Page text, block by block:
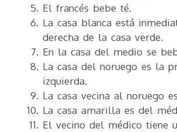
El francés bebe té.
La casa blanca está
derecha de la casa verde.
En la casa del medio se
La casa del noruego es la
izquierda.
La casa vecina al noruego
La casa amarilla es del
El vecino del médico tiene